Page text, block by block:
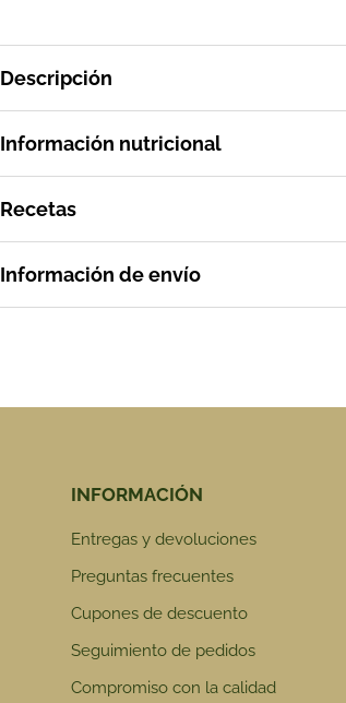
Descripción
Información nutricional
Recetas
Información de envío
INFORMACIÓN
Entregas y devoluciones
Preguntas frecuentes
Cupones de descuento
Seguimiento de pedidos
Compromiso con la calidad